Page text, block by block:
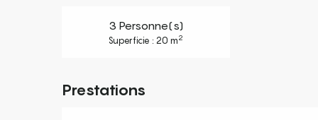
3 Personne(s)
Superficie : 20 m2
Prestations